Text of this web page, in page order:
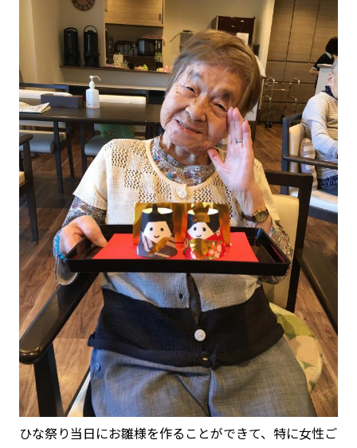
ひな祭り当日にお雛様を作ることができて、特に女性ご